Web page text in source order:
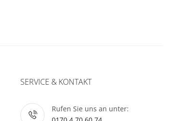
SERVICE & KONTAKT
Rufen Sie uns an unter: